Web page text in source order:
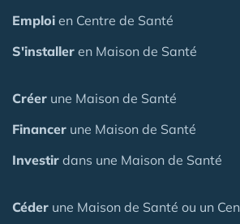
Emploi en Centre de Santé
S'installer en Maison de Santé
Créer une Maison de Santé
Financer une Maison de Santé
Investir dans une Maison de Santé
Céder une Maison de Santé ou un